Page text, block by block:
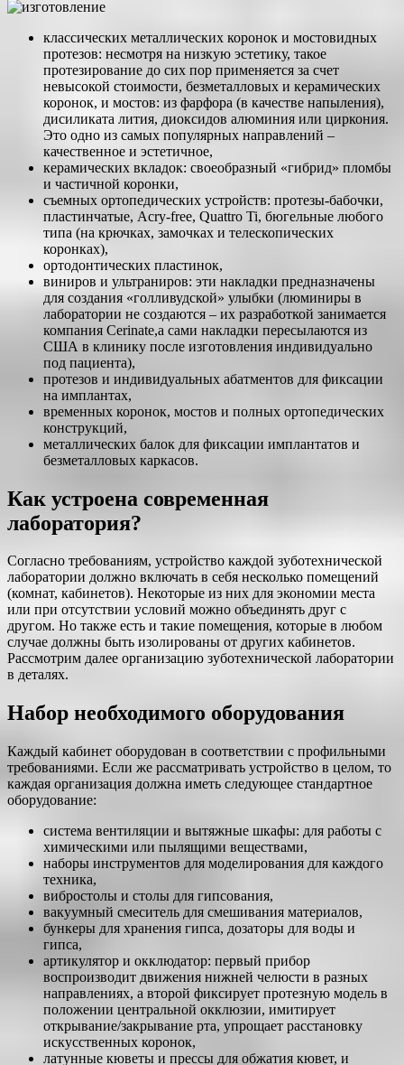
классических металлических коронок и мостовидных
протезов: несмотря на низкую эстетику, такое
протезирование до сих пор применяется за счет
невысокой стоимости, безметалловых и керамических
коронок, и мостов: из фарфора (в качестве напыления),
дисиликата лития, диоксидов алюминия или циркония.
Это одно из самых популярных направлений –
качественное и эстетичное,
керамических вкладок: своеобразный «гибрид» пломбы
и частичной коронки,
съемных ортопедических устройств: протезы-бабочки,
пластинчатые, Acry-free, Quattro Ti, бюгельные любого
типа (на крючках, замочках и телескопических
коронках),
ортодонтических пластинок,
виниров и ультраниров: эти накладки предназначены
для создания «голливудской» улыбки (люминиры в
лаборатории не создаются – их разработкой занимается
компания Cerinate,а сами накладки пересылаются из
США в клинику после изготовления индивидуально
под пациента),
протезов и индивидуальных абатментов для фиксации
на имплантах,
временных коронок, мостов и полных ортопедических
конструкций,
металлических балок для фиксации имплантатов и
безметалловых каркасов.
Как устроена современная
лаборатория?
Согласно требованиям, устройство каждой зуботехнической
лаборатории должно включать в себя несколько помещений
(комнат, кабинетов). Некоторые из них для экономии места
или при отсутствии условий можно объединять друг с
другом. Но также есть и такие помещения, которые в любом
случае должны быть изолированы от других кабинетов.
Рассмотрим далее организацию зуботехнической лаборатории
в деталях.
Набор необходимого оборудования
Каждый кабинет оборудован в соответствии с профильными
требованиями. Если же рассматривать устройство в целом, то
каждая организация должна иметь следующее стандартное
оборудование:
система вентиляции и вытяжные шкафы: для работы с
химическими или пылящими веществами,
наборы инструментов для моделирования для каждого
техника,
вибростолы и столы для гипсования,
вакуумный смеситель для смешивания материалов,
бункеры для хранения гипса, дозаторы для воды и
гипса,
артикулятор и окклюдатор: первый прибор
воспроизводит движения нижней челюсти в разных
направлениях, а второй фиксирует протезную модель в
положении центральной окклюзии, имитирует
открывание/закрывание рта, упрощает расстановку
искусственных коронок,
латунные кюветы и прессы для обжатия кювет, и